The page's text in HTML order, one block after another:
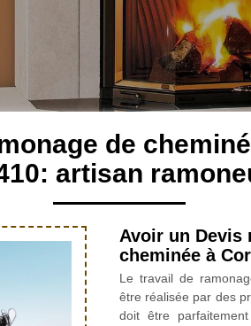
de
artisan
Avoir un Devis
cheminée à
Le travail de
être réalisée par des
doit être